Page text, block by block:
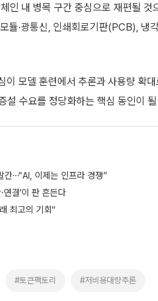
인 내 병목 구간 중심으로 재편될 것
·광통신, 인쇄회로기판(PCB), 냉
모델 훈련에서 추론과 사용량 확
설 수요를 정당화하는 핵심 동인이
간⋯“AI, 이제는 인프라 경쟁”
결’이 판 흔든다
최고의 기회"
#토큰팩토리 #저비용대량추론